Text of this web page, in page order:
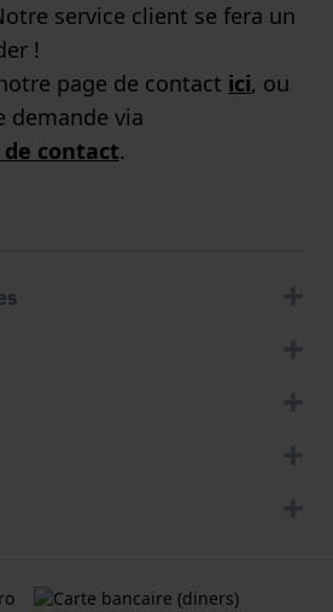
service client se fera un
!
page de contact ici, ou
demande via
contact.